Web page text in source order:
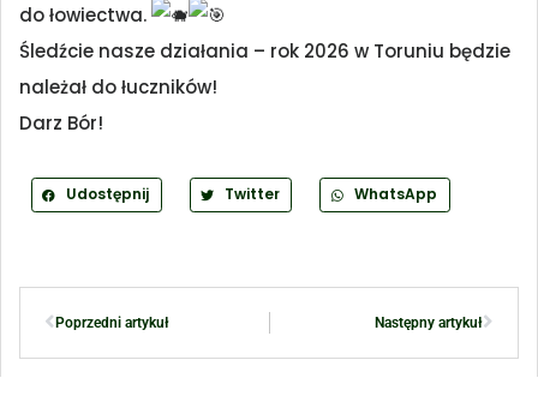
do łowiectwa.
Śledźcie nasze działania – rok 2026 w Toruniu będzie
należał do łuczników!
Darz Bór!
Udostępnij Twitter WhatsApp
Poprzedni artykuł Następny artykuł